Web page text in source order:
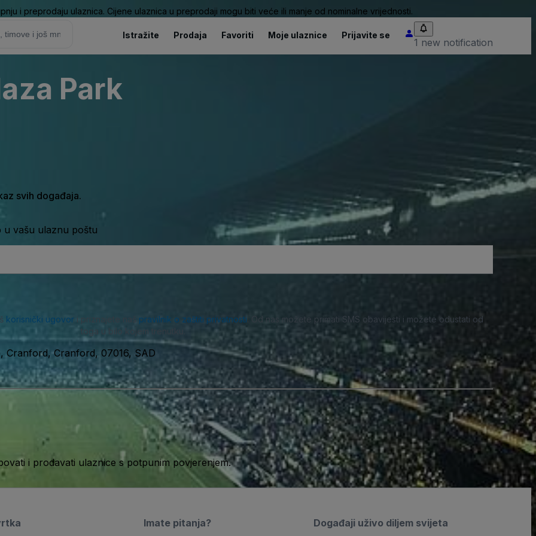
i preprodaju ulaznica. Cijene ulaznica u preprodaji mogu biti veće ili manje od nominalne vrijednosti.
Istražite Prodaja Favoriti Moje ulaznice Prijavite se
1 new notification
Park
svih događaja.
u vašu ulaznu poštu
korisnički ugovor pravilnik o zaštiti privatnosti . Od nas možete primati SMS obavijesti i možete odustati od
toga u bilo kojem trenutku.
Cranford, Cranford, 07016, SAD
i prodavati ulaznice s potpunim povjerenjem.
Događaji uživo diljem svijeta
Imate pitanja?